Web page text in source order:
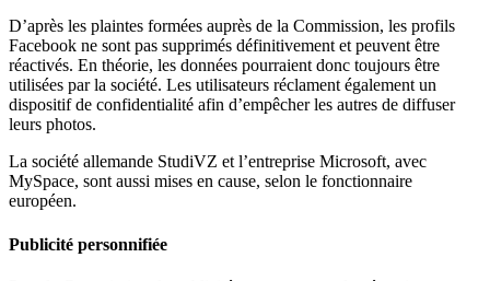
D’après les plaintes formées auprès de la Commission, les profils
Facebook ne sont pas supprimés définitivement et peuvent être
réactivés. En théorie, les données pourraient donc toujours être
utilisées par la société. Les utilisateurs réclament également un
dispositif de confidentialité afin d’empêcher les autres de diffuser
leurs photos.
La société allemande StudiVZ et l’entreprise Microsoft, avec
MySpace, sont aussi mises en cause, selon le fonctionnaire
européen.
Publicité personnifiée